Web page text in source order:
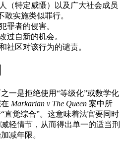
（特定威慑）以及广大社会成员
敢实施类似罪行。
罪者的侵害。
过自新的机会。
社区对该行为的谴责。
一是拒绝使用“等级化”或数学化
Markarian v The Queen 案中所
直觉综合”。这意味着法官要同时
轻情节，从而得出单一的适当刑
减年限。